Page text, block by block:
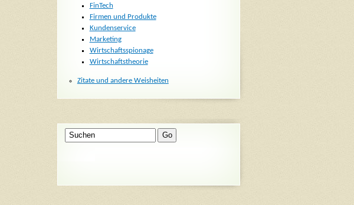
FinTech
Firmen und Produkte
Kundenservice
Marketing
Wirtschaftsspionage
Wirtschaftstheorie
Zitate und andere Weisheiten